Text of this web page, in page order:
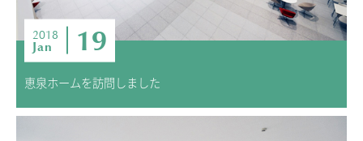
キャンパスマップ
アクセスマップ
緊急・災害時の対応
いじめ防止対策
ENGLISHページ
2018
Jan 19
恵泉ホームを訪問しました